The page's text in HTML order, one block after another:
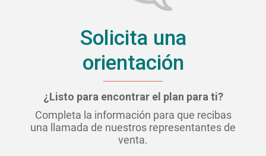
Solicita una
orientación
¿Listo para encontrar el plan para ti?
Completa la información para que recibas
una llamada de nuestros representantes de
venta.